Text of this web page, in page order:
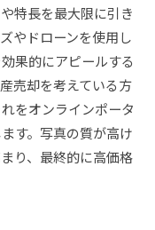
特長を最大限に引き
やドローンを使用し
果的にアピールする
売却を考えている方
をオンラインポータ
す。写真の質が高け
り、最終的に高価格